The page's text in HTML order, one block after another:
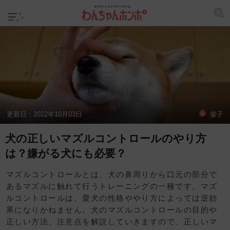
更新日： 2022年10月03日 柴子
犬の正しいマズルコントロールのやり方
は？嫌がる犬にも必要？
マズルコントロールとは、犬の鼻周りから口元の部分で
あるマズルに触れて行うトレーニングの一種です。マズ
ルコントロールは、愛犬の性格ややり方によっては逆効
果になりかねません。犬のマズルコントロールの目的や
正しい方法、注意点を解説していきますので、正しいマ